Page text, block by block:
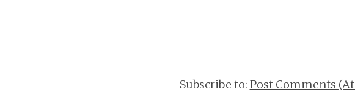
Subscribe to: Post Comments